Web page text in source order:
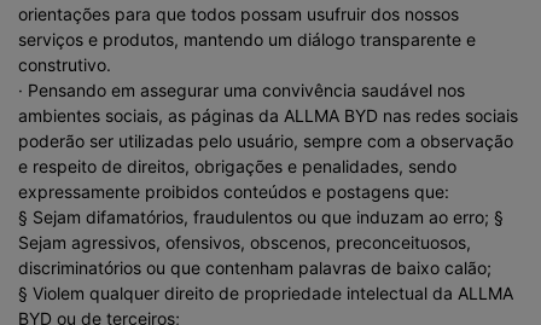
orientações para que todos possam usufruir dos nossos
serviços e produtos, mantendo um diálogo transparente e
construtivo.
· Pensando em assegurar uma convivência saudável nos
ambientes sociais, as páginas da ALLMA BYD nas redes sociais
poderão ser utilizadas pelo usuário, sempre com a observação
e respeito de direitos, obrigações e penalidades, sendo
expressamente proibidos conteúdos e postagens que:
§ Sejam difamatórios, fraudulentos ou que induzam ao erro; §
Sejam agressivos, ofensivos, obscenos, preconceituosos,
discriminatórios ou que contenham palavras de baixo calão;
§ Violem qualquer direito de propriedade intelectual da ALLMA
BYD ou de terceiros;